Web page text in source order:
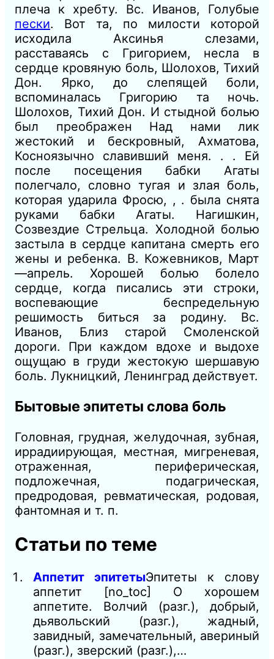
плеча к хребту. Вс. Иванов, Голубые
пески. Вот та, по милости которой
исходила Аксинья слезами,
расставаясь с Григорием, несла в
сердце кровяную боль, Шолохов, Тихий
Дон. Ярко, до слепящей боли,
вспоминалась Григорию та ночь.
Шолохов, Тихий Дон. И стыдной болью
был преображен Над нами лик
жестокий и бескровный, Ахматова,
Косноязычно славивший меня. . . Ей
после посещения бабки Агаты
полегчало, словно тугая и злая боль,
которая ударила Фросю, , . была снята
руками бабки Агаты. Нагишкин,
Созвездие Стрельца. Xолодной болью
застыла в сердце капитана смерть его
жены и ребенка. В. Кожевников, Март
—апрель. Хорошей болью болело
сердце, когда писались эти строки,
воспевающие беспредельную
решимость биться за родину. Вс.
Иванов, Близ старой Смоленской
дороги. При каждом вдохе и выдохе
ощущаю в груди жестокую шершавую
боль. Лукницкий, Ленинград действует.
Бытовые эпитеты слова боль
Головная, грудная, желудочная, зубная,
иррадиирующая, местная, мигреневая,
отраженная, периферическая,
подложечная, подагрическая,
предродовая, ревматическая, родовая,
фантомная и т. п.
Статьи по теме
Аппетит эпитетыЭпитеты к слову
аппетит [no_toc] О хорошем
аппетите. Волчий (разг.), добрый,
дьявольский (разг.), жадный,
завидный, замечательный, авериный
(разг.), зверский (разг.),…